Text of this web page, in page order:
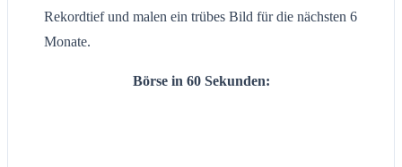
Rekordtief und malen ein trübes Bild für die nächsten 6
Monate.
Börse in 60 Sekunden: